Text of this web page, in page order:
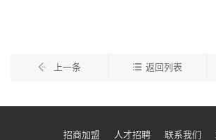
上一条 返回列表
招商加盟 人才招聘 联系我们